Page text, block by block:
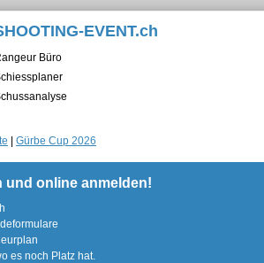
EVENT.ch
Büro
Gürbe Cup 2026
und online anmelden!
es noch Platz hat.